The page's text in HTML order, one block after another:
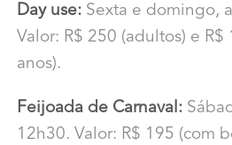
Day use:Sexta e domingo,
Valor: R$ 250 (adultos) e R$
anos).
Feijoada de Carnaval:
12h30. Valor: R$ 195 (com